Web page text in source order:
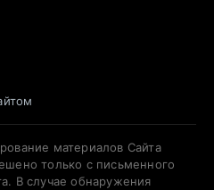
материалов Сайта
только с письменного
В случае обнаружения